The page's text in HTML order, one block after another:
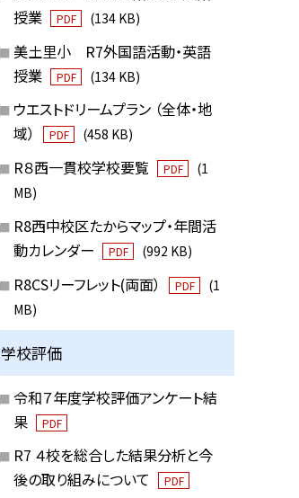
授業
PDF (134 KB)
美土里小 R7外国語活動・英語
授業
PDF (134 KB)
ウエストドリームプラン （全体・地
域）
PDF (458 KB)
R８西一貫校学校要覧 PDF
(1
MB)
R8西中校区たからマップ・年間活
動カレンダー
PDF (992 KB)
R8CSリーフレット(両面） PDF
(1
MB)
学校評価
令和７年度学校評価アンケート結
果
PDF
R7 ４校を総合した結果分析と今
後の取り組みについて
PDF